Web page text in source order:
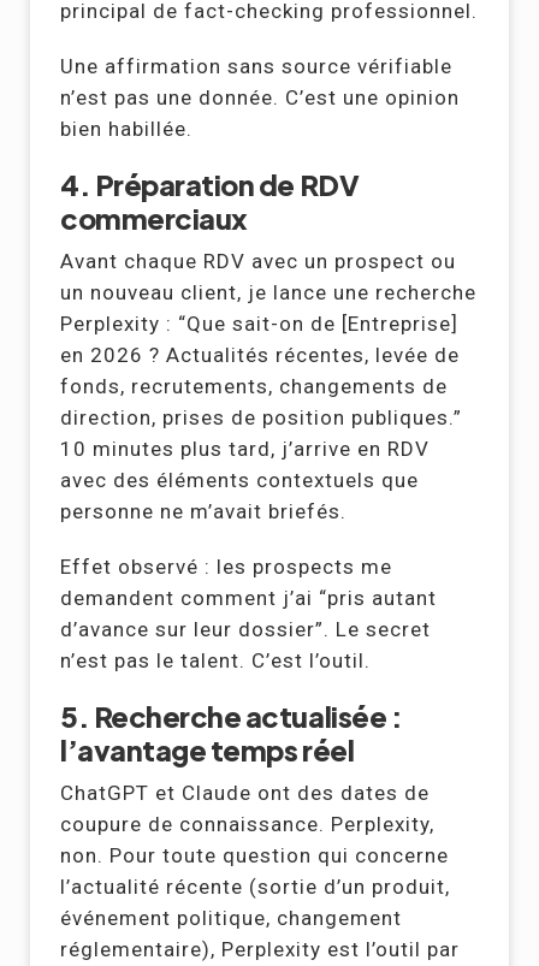
principal de fact-checking professionnel.
Une affirmation sans source vérifiable
n’est pas une donnée. C’est une opinion
bien habillée.
4. Préparation de RDV
commerciaux
Avant chaque RDV avec un prospect ou
un nouveau client, je lance une recherche
Perplexity : “Que sait-on de [Entreprise]
en 2026 ? Actualités récentes, levée de
fonds, recrutements, changements de
direction, prises de position publiques.”
10 minutes plus tard, j’arrive en RDV
avec des éléments contextuels que
personne ne m’avait briefés.
Effet observé : les prospects me
demandent comment j’ai “pris autant
d’avance sur leur dossier”. Le secret
n’est pas le talent. C’est l’outil.
5. Recherche actualisée :
l’avantage temps réel
ChatGPT et Claude ont des dates de
coupure de connaissance. Perplexity,
non. Pour toute question qui concerne
l’actualité récente (sortie d’un produit,
événement politique, changement
réglementaire), Perplexity est l’outil par